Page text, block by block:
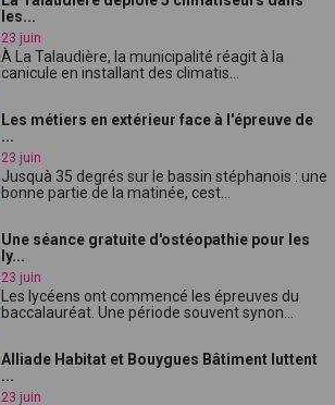
les...
23 juin
À La Talaudière, la municipalité réagit à la
canicule en installant des climatis...
Les métiers en extérieur face à l'épreuve de
...
23 juin
Jusquà 35 degrés sur le bassin stéphanois : une
bonne partie de la matinée, cest...
Une séance gratuite d'ostéopathie pour les
ly...
23 juin
Les lycéens ont commencé les épreuves du
baccalauréat. Une période souvent synon...
Alliade Habitat et Bouygues Bâtiment luttent
...
23 juin